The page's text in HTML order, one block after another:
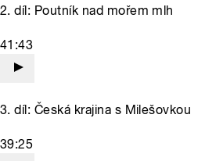
2. díl: Poutník nad mořem mlh
41:43
3. díl: Česká krajina s Milešovkou
39:25